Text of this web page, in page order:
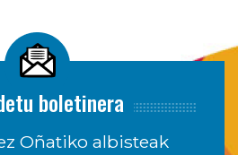
boletinera
Oñatiko albisteak